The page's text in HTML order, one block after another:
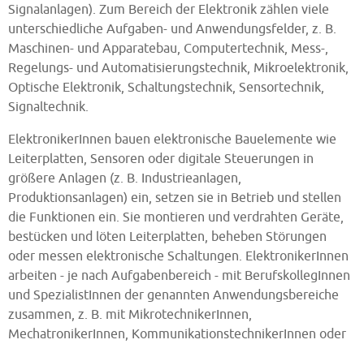
Signalanlagen). Zum Bereich der Elektronik zählen viele
unterschiedliche Aufgaben- und Anwendungsfelder, z. B.
Maschinen- und Apparatebau, Computertechnik, Mess-,
Regelungs- und Automatisierungstechnik, Mikroelektronik,
Optische Elektronik, Schaltungstechnik, Sensortechnik,
Signaltechnik.
ElektronikerInnen bauen elektronische Bauelemente wie
Leiterplatten, Sensoren oder digitale Steuerungen in
größere Anlagen (z. B. Industrieanlagen,
Produktionsanlagen) ein, setzen sie in Betrieb und stellen
die Funktionen ein. Sie montieren und verdrahten Geräte,
bestücken und löten Leiterplatten, beheben Störungen
oder messen elektronische Schaltungen. ElektronikerInnen
arbeiten - je nach Aufgabenbereich - mit BerufskollegInnen
und SpezialistInnen der genannten Anwendungsbereiche
zusammen, z. B. mit MikrotechnikerInnen,
MechatronikerInnen, KommunikationstechnikerInnen oder